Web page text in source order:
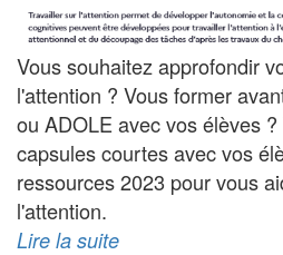
Vous souhaitez approfondir
l'attention ? Vous former
ou ADOLE avec vos élèves
capsules courtes avec vos
ressources 2023 pour vous
l'attention.
Lire la suite